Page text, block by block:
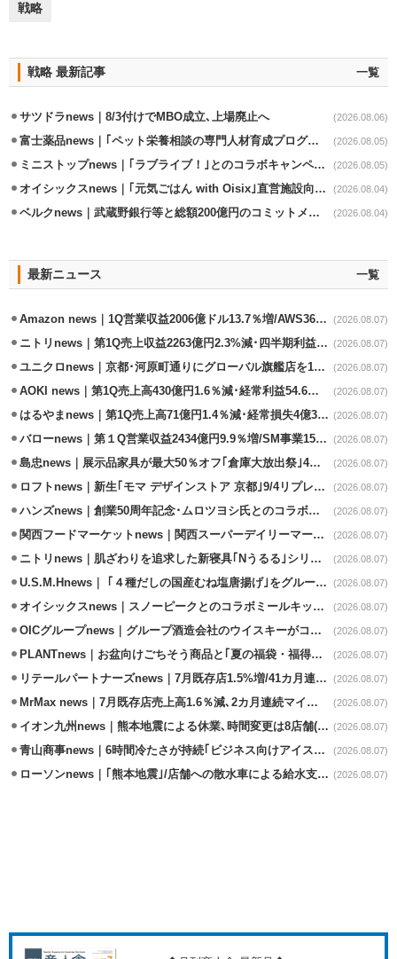
戦略
戦略 最新記事 一覧
サツドラnews｜8/3付けでMBO成立､上場廃止へ (2026.08.06)
富士薬品news｜｢ペット栄養相談の専門人材育成プログラム｣7月から開始 (2026.08.05)
ミニストップnews｜｢ラブライブ！｣とのコラボキャンペーン8/5から開催 (2026.08.05)
オイシックスnews｜｢元気ごはん with Oisix｣直営施設向けサービスを開始 (2026.08.04)
ベルクnews｜武蔵野銀行等と総額200億円のコミットメント契約 (2026.08.04)
最新ニュース 一覧
Amazon news｜1Q営業収益2006億ドル13.7％増/AWS36.8％％増が貢献 (2026.08.07)
ニトリnews｜第1Q売上収益2263億円2.3%減･四半期利益1.4％減 (2026.08.07)
ユニクロnews｜京都･河原町通りにグローバル旗艦店を11/6開設 (2026.08.07)
AOKI news｜第1Q売上高430億円1.6％減･経常利益54.6％減 (2026.08.07)
はるやまnews｜第1Q売上高71億円1.4％減･経常損失4億3800万円 (2026.08.07)
バローnews｜第１Q営業収益2434億円9.9％増/SM事業15.5％増と絶好調 (2026.08.07)
島忠news｜展示品家具が最大50％オフ｢倉庫大放出祭｣4店舗限定で開催 (2026.08.07)
ロフトnews｜新生｢モマ デザインストア 京都｣9/4リプレイスオープン (2026.08.07)
ハンズnews｜創業50周年記念･ムロツヨシ氏とのコラボ企画｢ムロハンズ｣開催 (2026.08.07)
関西フードマーケットnews｜関西スーパーデイリーマート蒲生店8/7改装 (2026.08.07)
ニトリnews｜肌ざわりを追求した新寝具｢Nうるる｣シリーズを発売 (2026.08.07)
U.S.M.Hnews｜ ｢４種だしの国産むね塩唐揚げ｣をグループ610店で共同販促 (2026.08.07)
オイシックスnews｜スノーピークとのコラボミールキット8/13発売 (2026.08.07)
OICグループnews｜グループ酒造会社のウイスキーがコンペティション受賞 (2026.08.07)
PLANTnews｜お盆向けごちそう商品と｢夏の福袋・福得カート｣8/8から開催 (2026.08.07)
リテールパートナーズnews｜7月既存店1.5%増/41カ月連続増 (2026.08.07)
MrMax news｜7月既存店売上高1.6％減､2カ月連続マイナス (2026.08.07)
イオン九州news｜熊本地震による休業､時間変更は8店舗(8/7時点) (2026.08.07)
青山商事news｜6時間冷たさが持続｢ビジネス向けアイスベスト｣発売 (2026.08.07)
ローソンnews｜｢熊本地震｣/店舗への散水車による給水支援を開始 (2026.08.07)